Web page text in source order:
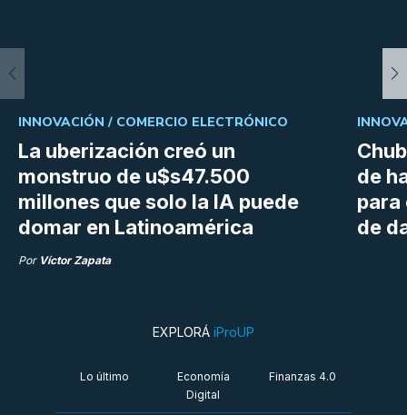
La uberización creó un
monstruo de u$s47.500
millones que solo la IA puede
domar en Latinoamérica
INNOVACIÓN / COMERCIO ELECTRÓNICO
Por Víctor Zapata
de
para
de
EXPLORÁ iProUP
Lo último
Economía
Digital
Finanzas 4.0